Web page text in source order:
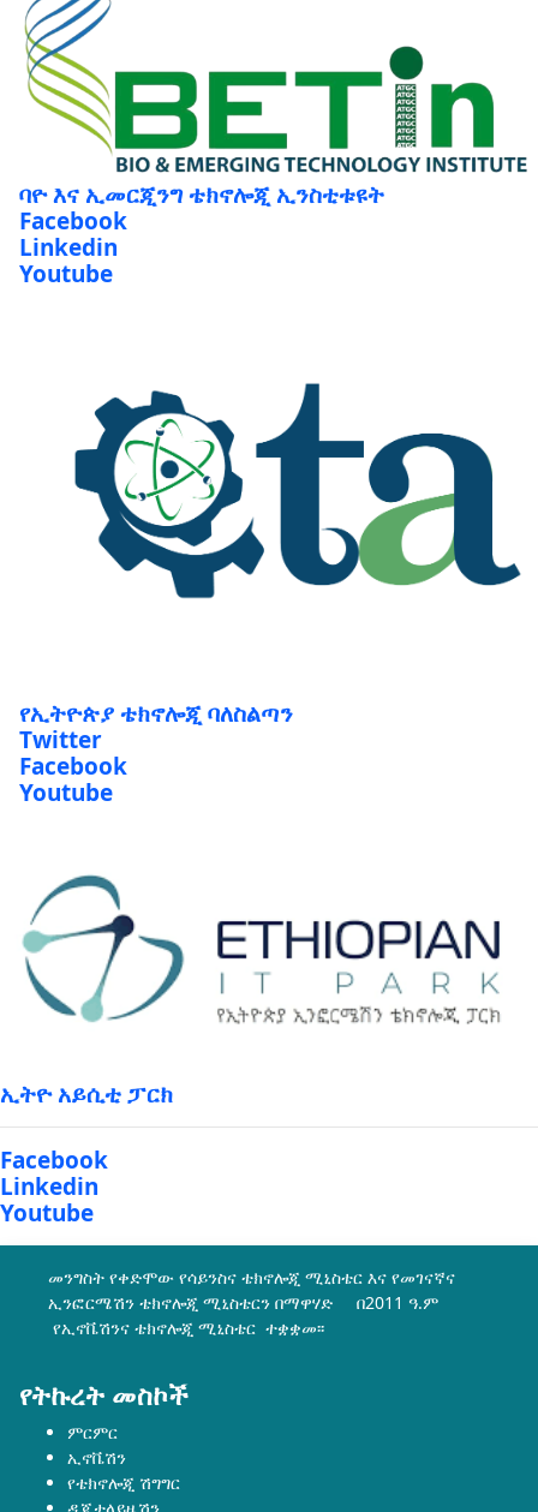
ባዮ እና ኢመርጂንግ ቴክኖሎጂ ኢንስቲቱዩት
Facebook
Linkedin
Youtube
የኢትዮጵያ ቴክኖሎጂ ባለስልጣን
Twitter
Facebook
Youtube
ኢትዮ አይሲቲ ፓርክ
Facebook
Linkedin
Youtube
መንግስት የቀድሞው የሳይንስና ቴክኖሎጂ ሚኒስቴር እና የመገናኛና
ኢንፎርሜሽን ቴክኖሎጂ ሚኒስቴርን በማዋሃድ በ2011 ዓ.ም
የኢኖቬሽንና ቴክኖሎጂ ሚኒስቴር ተቋቋመ፡፡
የትኩረት መስኮች
ምርምር
ኢኖቬሽን
የቴክኖሎጂ ሽግግር